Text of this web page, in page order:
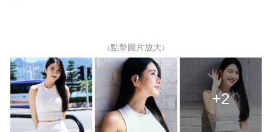
↓點擊圖片放大↓
+2